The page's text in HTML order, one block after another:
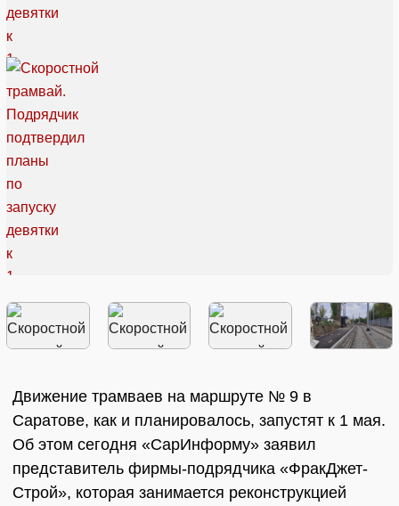
Движение трамваев на маршруте № 9 в
Саратове, как и планировалось, запустят к 1 мая.
Об этом сегодня «СарИнформу» заявил
представитель фирмы-подрядчика «ФракДжет-
Строй», которая занимается реконструкцией